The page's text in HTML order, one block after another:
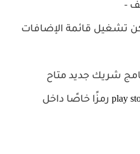
-
تشغيل قائمة الإضافات
شريك جديد متاح
play رمزًا خاصًا داخل